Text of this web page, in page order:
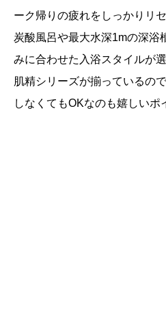
ーク帰りの疲れをしっかりリ
炭酸風呂や最大水深1mの深浴
みに合わせた入浴スタイルが
肌精シリーズが揃っているの
しなくてもOKなのも嬉しいポ